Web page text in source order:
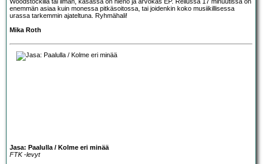
enemmän asiaa kuin monessa pitkäsoitossa, tai joidenkin koko musiikillisessa
urassa tarkemmin ajateltuna. Ryhmähali!
Mika Roth
Jasa: Paalulla / Kolme eri minää
FTK -levyt